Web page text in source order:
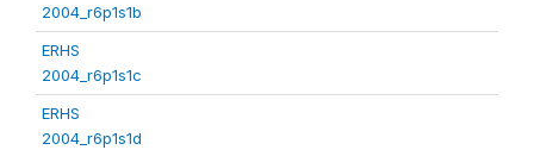
2004_r6p1s1b
ERHS
2004_r6p1s1c
ERHS
2004_r6p1s1d